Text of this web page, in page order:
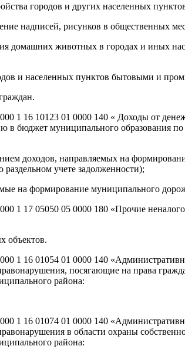
городов и других населенных
надписей, рисунков в общественных
домашних животных в городах и иных
и населенных пунктов бытовыми и
1 16 10123 01 0000 140 « Доходы от
в бюджет муниципального
доходов, направляемых на
учете задолженности);
на формирование муниципального
1 17 05050 05 0000 180 «Прочие
объектов.
1 16 01054 01 0000 140
посягающие на права
района:
1 16 01074 01 0000 140
в области охраны
района: